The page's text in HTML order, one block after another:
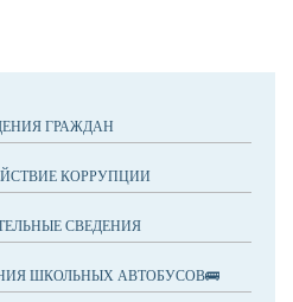
ГРАЖДАН
КОРРУПЦИИ
СВЕДЕНИЯ
ШКОЛЬНЫХ АВТОБУСОВ🚌